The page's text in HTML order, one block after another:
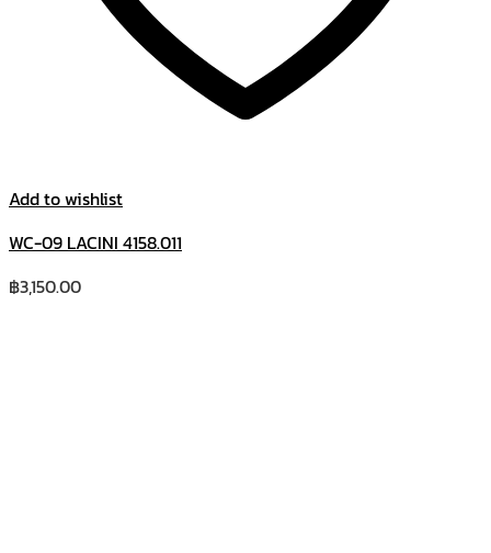
Add to wishlist
WC-09 LACINI 4158.011
฿3,150.00